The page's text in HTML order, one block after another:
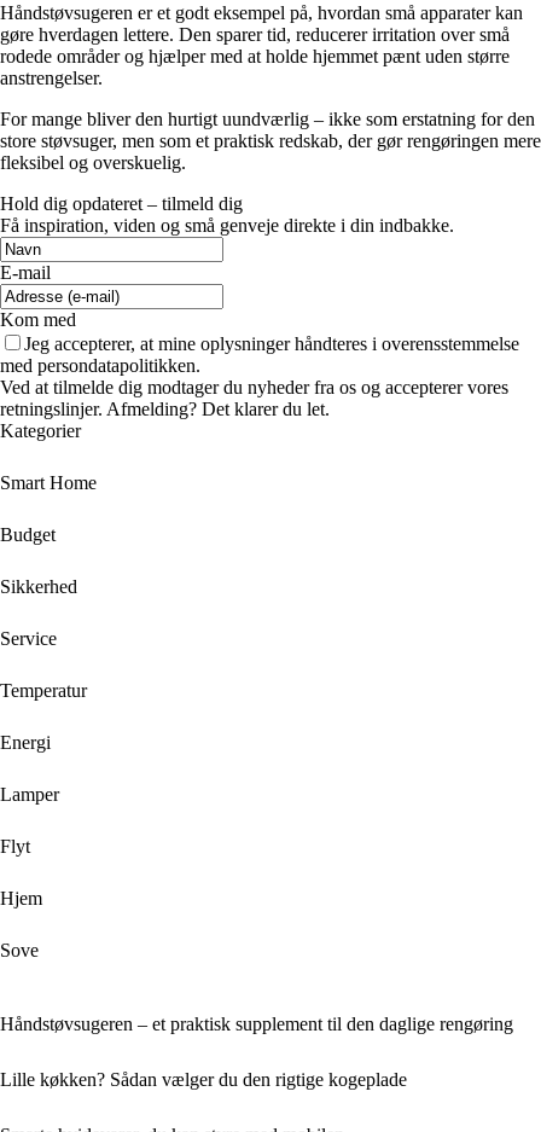
Håndstøvsugeren er et godt eksempel på, hvordan små apparater kan
gøre hverdagen lettere. Den sparer tid, reducerer irritation over små
rodede områder og hjælper med at holde hjemmet pænt uden større
anstrengelser.
For mange bliver den hurtigt uundværlig – ikke som erstatning for den
store støvsuger, men som et praktisk redskab, der gør rengøringen mere
fleksibel og overskuelig.
Hold dig opdateret – tilmeld dig
Få inspiration, viden og små genveje direkte i din indbakke.
E-mail
Kom med
Jeg accepterer, at mine oplysninger håndteres i overensstemmelse
med persondatapolitikken.
Ved at tilmelde dig modtager du nyheder fra os og accepterer vores
retningslinjer. Afmelding? Det klarer du let.
Kategorier
Smart Home
Budget
Sikkerhed
Service
Temperatur
Energi
Lamper
Flyt
Hjem
Sove
Håndstøvsugeren – et praktisk supplement til den daglige rengøring
Lille køkken? Sådan vælger du den rigtige kogeplade